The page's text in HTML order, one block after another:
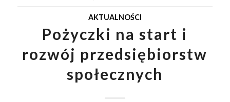
AKTUALNOŚCI
Pożyczki na start i
rozwój przedsiębiorstw
społecznych